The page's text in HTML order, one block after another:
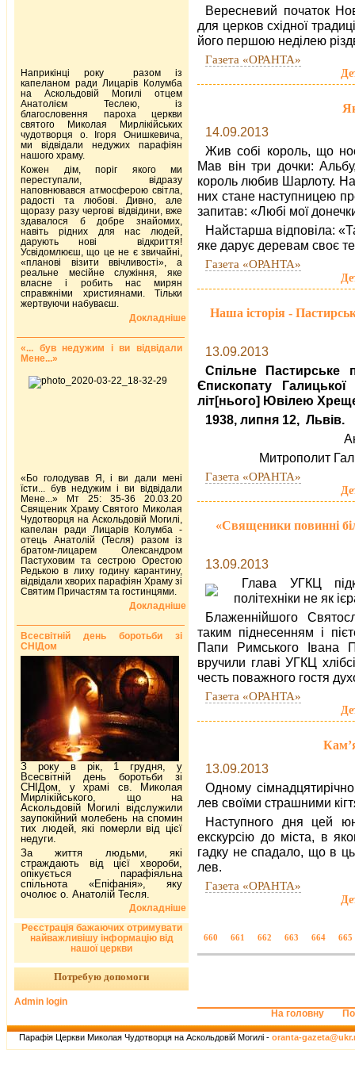
Вересневий початок
для церков східної
його першою неділею
Газета «ОРАНТА»
14.09.2013
Жив собі король, що
Мав він три дочки:
король любив Шарлоту.
них стане наступницею
запитав: «Любі мої
Найстарша відповіла:
яке дарує деревам своє
Газета «ОРАНТА»
Наша історія -
13.09.2013
Спільне
Єпископату
літ[нього] Ювілею
1938, липня 12, Львів.
Митрополит
Газета «ОРАНТА»
«Священики повинні
13.09.2013
Глава УГКЦ
політехніки не як
Блаженнійшого
таким піднесенням і
Папи Римського Івана
вручили главі УГКЦ
честь поважного гостя
Газета «ОРАНТА»
13.09.2013
Одному
лев своїми страшними
Наступного дня цей
екскурсію до міста, в
гадку не спадало, що в
лев.
Газета «ОРАНТА»
660 661 662 663 664 665
Наприкінці року разом із
капеланом ради Лицарів Колумба
на Аскольдовій Могилі отцем
Анатолієм Теслею, із
благословення пароха церкви
святого Миколая Мирлікійських
чудотворця о. Ігоря Онишкевича,
ми відвідали недужих парафіян
нашого храму.
Кожен дім, поріг якого ми
переступали, відразу
наповнювався атмосферою світла,
радості та любові. Дивно, але
щоразу разу чергові відвідини, вже
здавалося б добре знайомих,
навіть рідних для нас людей,
дарують нові відкриття!
Усвідомлюєш, що це не є звичайні,
«планові візити ввічливості», а
реальне месійне служіння, яке
власне і робить нас мирян
справжніми християнами. Тільки
жертвуючи набуваєш.
Докладніше
«... був недужим і ви відвідали
Мене...»
«Бо голодував Я, і ви дали мені
їсти... був недужим і ви відвідали
Мене...» Мт 25: 35-36 20.03.20
Священик Храму Святого Миколая
Чудотворця на Аскольдовій Могилі,
капелан ради Лицарів Колумба -
отець Анатолій (Тесля) разом із
братом-лицарем Олександром
Пастуховим та сестрою Орестою
Редькою в лиху годину карантину,
відвідали хворих парафіян Храму зі
Святим Причастям та гостинцями.
Докладніше
Всесвітній день боротьби зі
СНІДом
З року в рік, 1 грудня, у
Всесвітній день боротьби зі
СНІДом, у храмі св. Миколая
Мирлікійського, що на
Аскольдовій Могилі відслужили
заупокійний молебень на спомин
тих людей, які померли від цієї
недуги.
За життя людьми, які
страждають від цієї хвороби,
опікується парафіяльна
спільнота «Епіфанія», яку
очолює о. Анатолій Тесля.
Докладніше
Реєстрація бажаючих отримувати
найважливішу інформацію від
нашої церкви
Потребую допомоги
Admin login
На головну
Парафія Церкви Миколая Чудотворця на Аскольдовій Могилі - oranta-